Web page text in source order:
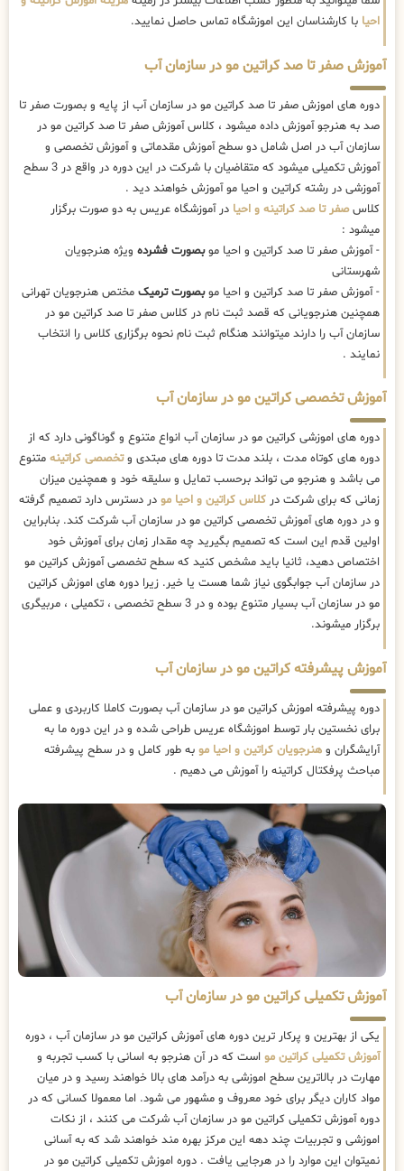
احیا با کارشناسان این اموزشگاه تماس حاصل نمایید.
آموزش صفر تا صد کراتین مو در سازمان آب
دوره های اموزش صفر تا صد کراتین مو در سازمان آب از پایه و بصورت صفر تا
صد به هنرجو آموزش داده میشود ، کلاس آموزش صفر تا صد کراتین مو در
سازمان آب در اصل شامل دو سطح آموزش مقدماتی و آموزش تخصصی و
آموزش تکمیلی میشود که متقاضیان با شرکت در این دوره در واقع در 3 سطح
آموزشی در رشته کراتین و احیا مو آموزش خواهند دید .
کلاسصفر تا صد کراتینه و احیا در آموزشگاه عریس به دو صورت برگزار
میشود :
- آموزش صفر تا صد کراتین و احیا موبصورت فشرده ویژه هنرجویان
شهرستانی
- آموزش صفر تا صد کراتین و احیا موبصورت ترمیک مختص هنرجویان تهرانی
همچنین هنرجویانی که قصد ثبت نام در کلاس صفر تا صد کراتین مو در
سازمان آب را دارند میتوانند هنگام ثبت نام نحوه برگزاری کلاس را انتخاب
نمایند .
آموزش تخصصی کراتین مو در سازمان آب
دوره های اموزشی کراتین مو در سازمان آب انواع متنوع و گوناگونی دارد که از
دوره های کوتاه مدت ، بلند مدت تا دوره های مبتدی وتخصصی کراتینه متنوع
می باشد و هنرجو می تواند برحسب تمایل و سلیقه خود و همچنین میزان
زمانی که برای شرکت در کلاس کراتین و احیا مو در دسترس دارد تصمیم گرفته
و در دوره های آموزش تخصصی کراتین مو در سازمان آب شرکت کند. بنابراین
اولین قدم این است که تصمیم بگیرید چه مقدار زمان برای آموزش خود
اختصاص دهید، ثانیا باید مشخص کنید که سطح تخصصی آموزش کراتین مو
در سازمان آب جوابگوی نیاز شما هست یا خیر. زیرا دوره های اموزش کراتین
مو در سازمان آب بسیار متنوع بوده و در 3 سطح تخصصی ، تکمیلی ، مربیگری
برگزار میشوند.
آموزش پیشرفته کراتین مو در سازمان آب
دوره پیشرفته اموزش کراتین مو در سازمان آب بصورت کاملا کاربردی و عملی
برای نخستین بار توسط اموزشگاه عریس طراحی شده و در این دوره ما به
آرایشگران و هنرجویان کراتین و احیا مو به طور کامل و در سطح پیشرفته
مباحث پرفکتال کراتینه را آموزش می دهیم .
آموزش تکمیلی کراتین مو در سازمان آب
یکی از بهترین و پرکار ترین دوره های آموزش کراتین مو در سازمان آب ، دوره
آموزش تکمیلی کراتین مو است که در آن هنرجو به اسانی با کسب تجربه و
مهارت در بالاترین سطح اموزشی به درآمد های بالا خواهند رسید و در میان
مواد کاران دیگر برای خود معروف و مشهور می شود. اما معمولا کسانی که در
دوره آموزش تکمیلی کراتین مو در سازمان آب شرکت می کنند ، از نکات
اموزشی و تجربیات چند دهه این مرکز بهره مند خواهند شد که به آسانی
نمیتوان این موارد را در هرجایی یافت . دوره اموزش تکمیلی کراتین مو در